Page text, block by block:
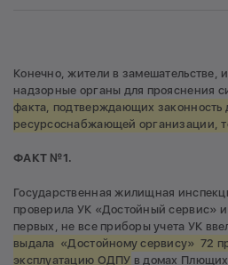
Конечно, жители в замешательстве,
надзорные органы для прояснения
факта, подтверждающих законность
ресурсоснабжающей организации,
ФАКТ №1.
Государственная жилищная
проверила УК «Достойный сервис»
первых, не все приборы учета УК
выдала «Достойному сервису» 72
эксплуатацию ОДПУ в домах